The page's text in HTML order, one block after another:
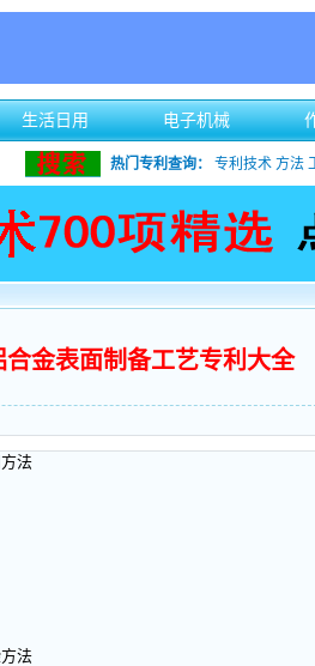
生活日用 电子机械
热门专利查询： 专利技术 方法
金表面制备工艺专利大全
法
法